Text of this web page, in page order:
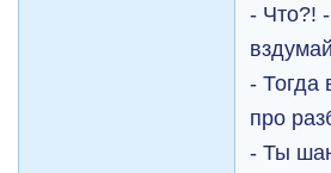
- Что?!
- Тогда
про
- Ты